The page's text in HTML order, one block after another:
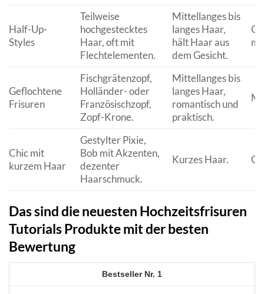
Half-Up-
Styles
Teilweise
hochgestecktes
Haar, oft mit
Flechtelementen.
Mittellanges bis
langes Haar,
hält Haar aus
dem Gesicht.
Geflochtene
Frisuren
Fischgrätenzopf,
Holländer- oder
Französischzopf,
Zopf-Krone.
Mittellanges bis
langes Haar,
romantisch und
praktisch.
Chic mit
kurzem Haar
Gestylter Pixie,
Bob mit Akzenten,
dezenter
Haarschmuck.
Kurzes Haar.
Das sind die neuesten Hochzeitsfrisuren
Tutorials Produkte mit der besten
Bewertung
1